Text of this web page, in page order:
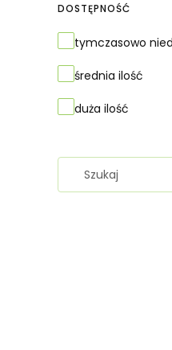
DOSTĘPNOŚĆ
Dostępność
tymczasowo
średnia ilość
duża ilość